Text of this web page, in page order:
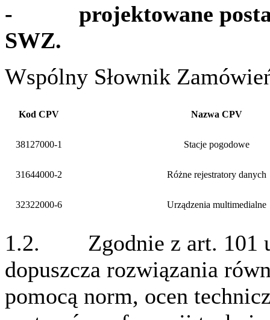
- projektowane
SWZ.
Wspólny Słownik
Kod CPV Nazwa CPV
38127000-1 Stacje pogodowe
31644000-2 Różne rejestratory danych
32322000-6 Urządzenia multimedialne
1.2. Zgodnie z art. 101
dopuszcza rozwiązania
pomocą norm, ocen